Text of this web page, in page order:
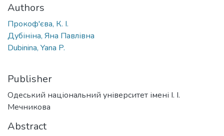
Authors
Прокоф'єва, К. І.
Дубініна, Яна Павлівна
Dubinina, Yana P.
Publisher
Одеський національний університет імені І. І.
Мечникова
Abstract